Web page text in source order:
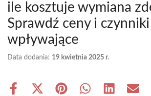
ile kosztuje wymiana
Sprawdź ceny i czynniki
wpływające
Data dodania: 19 kwietnia 2025 r.
Share
Share Share Share Share Share